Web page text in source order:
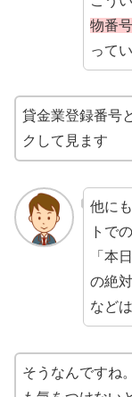
物番号
って
貸金業登録番号
クして見ます
他にも
トで
「本
の絶
など
そうなんですね